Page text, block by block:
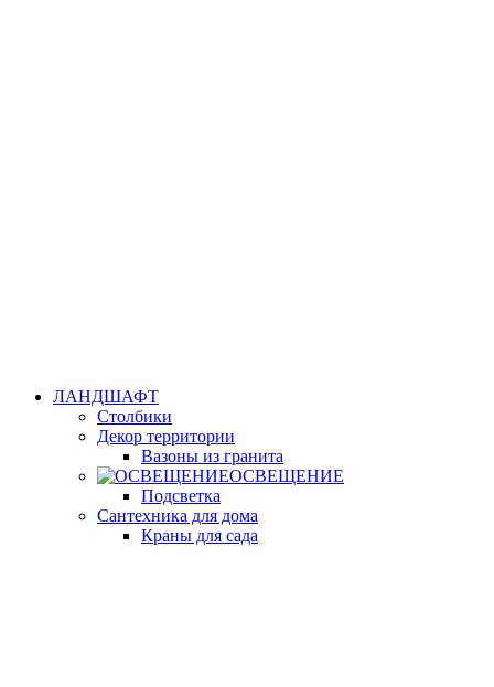
ЛАНДШАФТ
Столбики
Декор территории
Вазоны из гранита
ОСВЕЩЕНИЕ
Подсветка
Сантехника для дома
Краны для сада